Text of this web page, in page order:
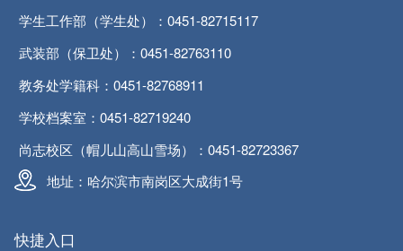
学生工作部（学生处）：0451-82715117
武装部（保卫处）：0451-82763110
教务处学籍科：0451-82768911
学校档案室：0451-82719240
尚志校区（帽儿山高山雪场）：0451-82723367
地址：哈尔滨市南岗区大成街1号
快捷入口